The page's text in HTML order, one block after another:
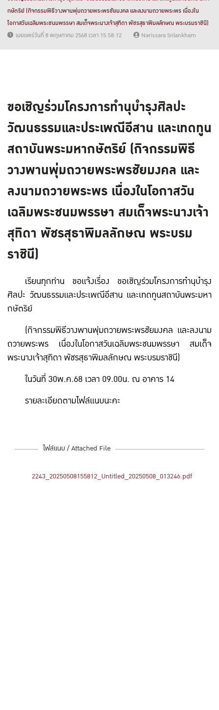
กษัตริย์ (กิจกรรมพิธีวางพานพุ่มถวายพระพรชัยมงคล และลงนามถวายพระพร เนื่องใน
โอกาสวันเฉลิมพระชนมพรรษา สมเด็จพระนางเจ้าสุทิดา พัชรสุธาพิมลลักษณ พระบรมราชินี)
เผยแพร่วันที่ 8 พฤษภาคม 2568 เวลา 15:58:12
Narissara Srilankham
ขอเชิญร่วมโครงการทำนุบำรุงศิลปะ
วัฒนธรรมและประเพณีอีสาน และเทดทูน
สถาบันพระมหากษัตริย์ (กิจกรรมพิธี
วางพานพุ่มถวายพระพรชัยมงคล และ
ลงนามถวายพระพร เนื่องในโอกาสวัน
เฉลิมพระชนมพรรษา สมเด็จพระนางเจ้า
สุทิดา พัชรสุธาพิมลลักษณ พระบรม
ราชินี)
เรียนทุกท่าน ขอแจ้งเรื่อง ขอเชิญร่วมโครงการทำนุบำรุง
ศิลปะ วัฒนธรรมและประเพณีอีสาน และเทดทูนสถาบันพระมหา
กษัตริย์
(กิจกรรมพิธีวางพานพุ่มถวายพระพรชัยมงคล และลงนาม
ถวายพระพร เนื่องในโอกาสวันเฉลิมพระชนมพรรษา สมเด็จ
พระนางเจ้าสุทิดา พัชรสุธาพิมลลักษณ พระบรมราชินี)
ในวันที่ 30พ.ค.68 เวลา 09.00น. ณ อาคาร 14
รายละเอียดตามไฟล์แนบนะคะ
ไฟล์แนบ / Attached File
2243_20250508155812_Untitled_20250508_013246.pdf